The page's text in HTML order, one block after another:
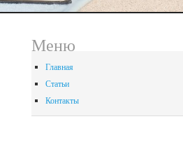
Меню
Главная
Статьи
Контакты